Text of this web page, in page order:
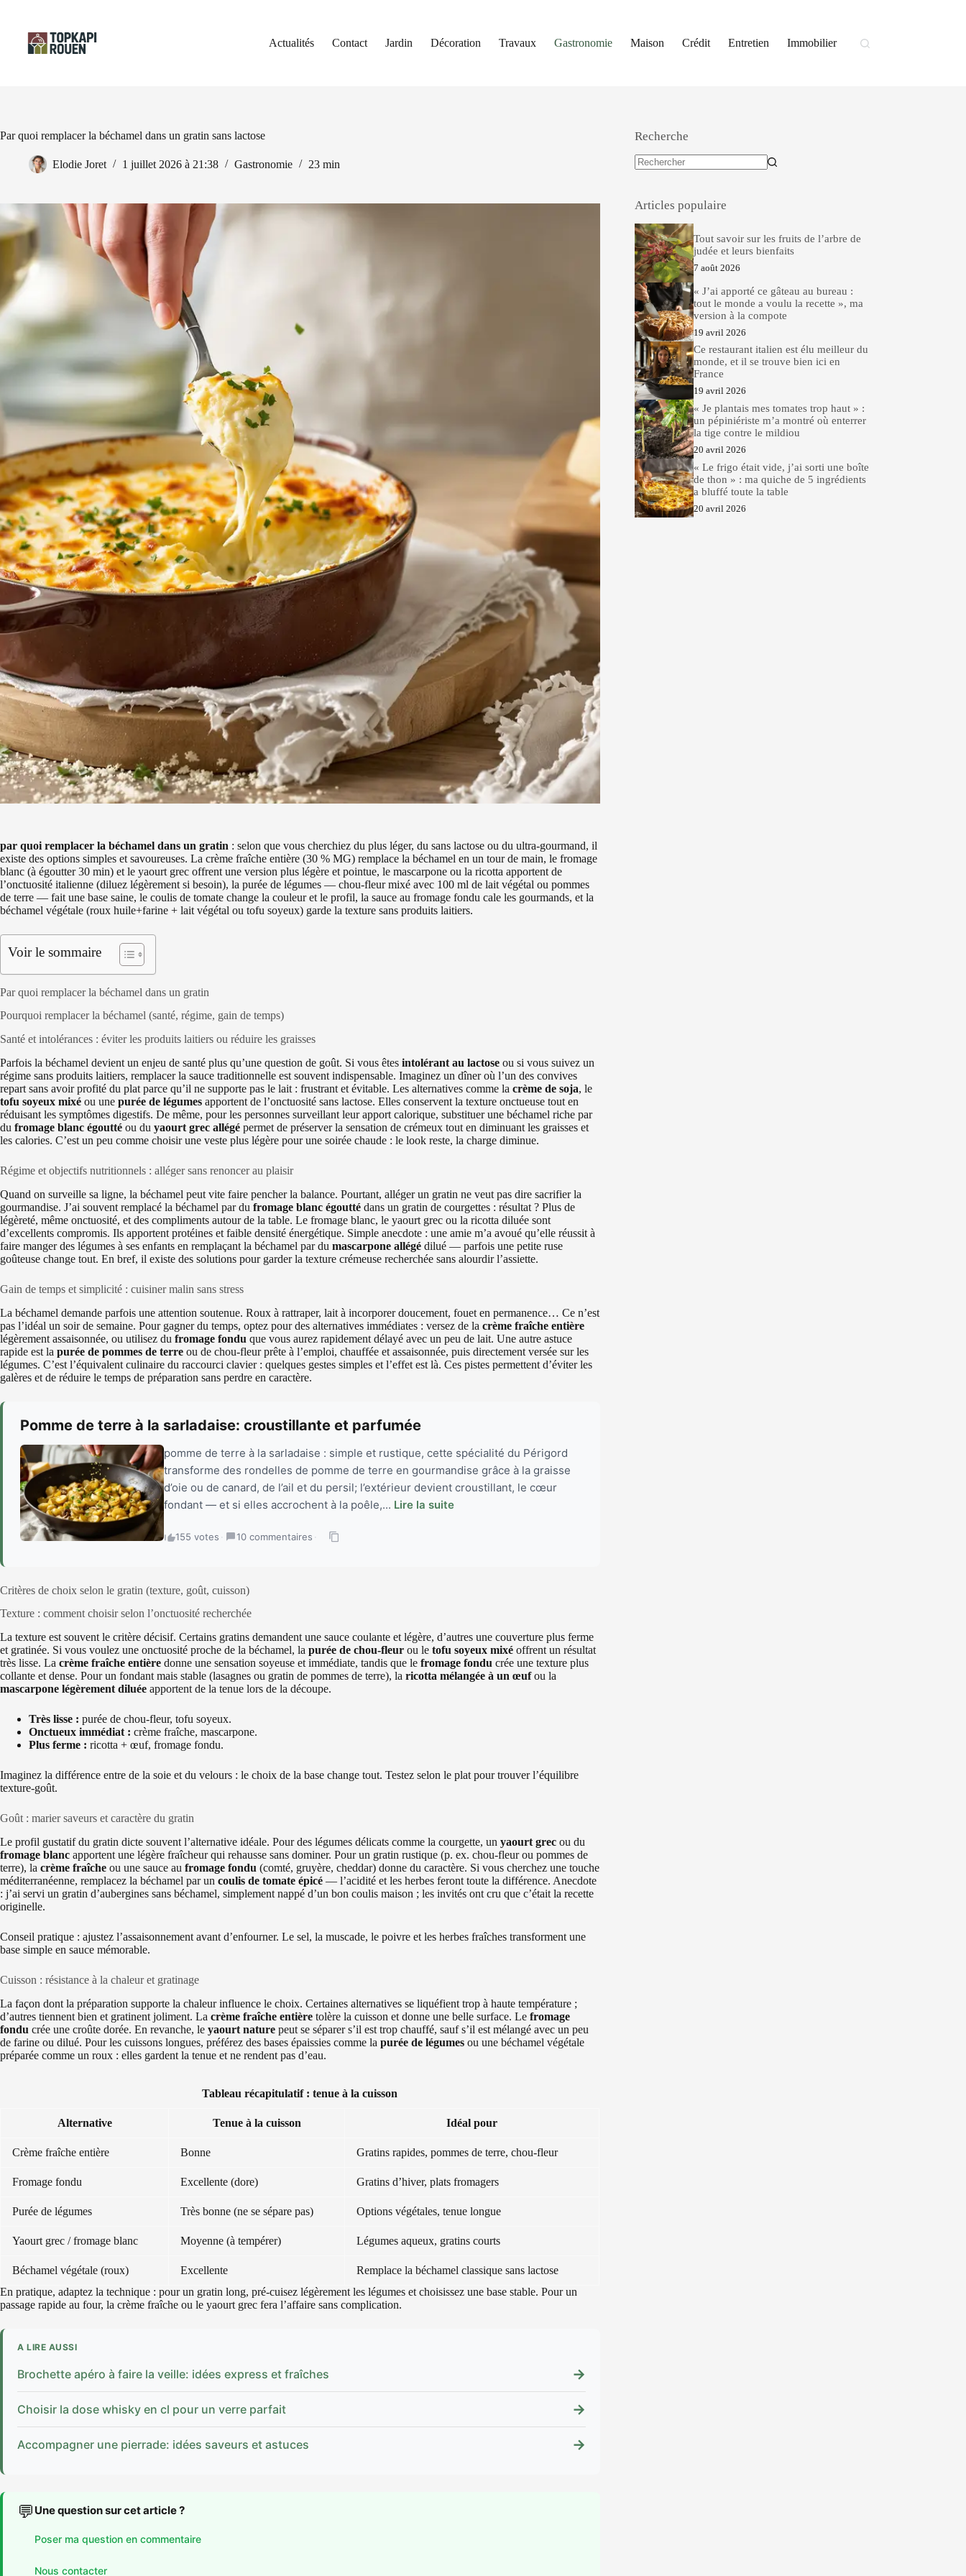
contenu
Actualités
Contact Jardin Décoration Travaux Gastronomie Maison Crédit Entretien Immobilier
Par quoi remplacer la béchamel dans un gratin sans lactose
Elodie Joret 1 juillet 2026 à 21:38 Gastronomie 23 min
par quoi remplacer la béchamel dans un gratin : selon que vous cherchiez du plus léger, du sans lactose ou du ultra-gourmand, il
existe des options simples et savoureuses. La crème fraîche entière (30 % MG) remplace la béchamel en un tour de main, le fromage
blanc (à égoutter 30 min) et le yaourt grec offrent une version plus légère et pointue, le mascarpone ou la ricotta apportent de
l’onctuosité italienne (diluez légèrement si besoin), la purée de légumes — chou-fleur mixé avec 100 ml de lait végétal ou pommes
de terre — fait une base saine, le coulis de tomate change la couleur et le profil, la sauce au fromage fondu cale les gourmands, et la
béchamel végétale (roux huile+farine + lait végétal ou tofu soyeux) garde la texture sans produits laitiers.
Voir le sommaire
Par quoi remplacer la béchamel dans un gratin
Pourquoi remplacer la béchamel (santé, régime, gain de temps)
Santé et intolérances : éviter les produits laitiers ou réduire les graisses
Parfois la béchamel devient un enjeu de santé plus qu’une question de goût. Si vous êtes intolérant au lactose ou si vous suivez un
régime sans produits laitiers, remplacer la sauce traditionnelle est souvent indispensable. Imaginez un dîner où l’un des convives
repart sans avoir profité du plat parce qu’il ne supporte pas le lait : frustrant et évitable. Les alternatives comme la crème de soja, le
tofu soyeux mixé ou une purée de légumes apportent de l’onctuosité sans lactose. Elles conservent la texture onctueuse tout en
réduisant les symptômes digestifs. De même, pour les personnes surveillant leur apport calorique, substituer une béchamel riche par
du fromage blanc égoutté ou du yaourt grec allégé permet de préserver la sensation de crémeux tout en diminuant les graisses et
les calories. C’est un peu comme choisir une veste plus légère pour une soirée chaude : le look reste, la charge diminue.
Régime et objectifs nutritionnels : alléger sans renoncer au plaisir
Quand on surveille sa ligne, la béchamel peut vite faire pencher la balance. Pourtant, alléger un gratin ne veut pas dire sacrifier la
gourmandise. J’ai souvent remplacé la béchamel par du fromage blanc égoutté dans un gratin de courgettes : résultat ? Plus de
légèreté, même onctuosité, et des compliments autour de la table. Le fromage blanc, le yaourt grec ou la ricotta diluée sont
d’excellents compromis. Ils apportent protéines et faible densité énergétique. Simple anecdote : une amie m’a avoué qu’elle réussit à
faire manger des légumes à ses enfants en remplaçant la béchamel par du mascarpone allégé dilué — parfois une petite ruse
goûteuse change tout. En bref, il existe des solutions pour garder la texture crémeuse recherchée sans alourdir l’assiette.
Gain de temps et simplicité : cuisiner malin sans stress
La béchamel demande parfois une attention soutenue. Roux à rattraper, lait à incorporer doucement, fouet en permanence… Ce n’est
pas l’idéal un soir de semaine. Pour gagner du temps, optez pour des alternatives immédiates : versez de la crème fraîche entière
légèrement assaisonnée, ou utilisez du fromage fondu que vous aurez rapidement délayé avec un peu de lait. Une autre astuce
rapide est la purée de pommes de terre ou de chou-fleur prête à l’emploi, chauffée et assaisonnée, puis directement versée sur les
légumes. C’est l’équivalent culinaire du raccourci clavier : quelques gestes simples et l’effet est là. Ces pistes permettent d’éviter les
galères et de réduire le temps de préparation sans perdre en caractère.
Pomme de terre à la sarladaise: croustillante et parfumée
pomme de terre à la sarladaise : simple et rustique, cette spécialité du Périgord
transforme des rondelles de pomme de terre en gourmandise grâce à la graisse
d’oie ou de canard, de l’ail et du persil; l’extérieur devient croustillant, le cœur
fondant — et si elles accrochent à la poêle,... Lire la suite
155 votes · 10 commentaires ·
Critères de choix selon le gratin (texture, goût, cuisson)
Texture : comment choisir selon l’onctuosité recherchée
La texture est souvent le critère décisif. Certains gratins demandent une sauce coulante et légère, d’autres une couverture plus ferme
et gratinée. Si vous voulez une onctuosité proche de la béchamel, la purée de chou-fleur ou le tofu soyeux mixé offrent un résultat
très lisse. La crème fraîche entière donne une sensation soyeuse et immédiate, tandis que le fromage fondu crée une texture plus
collante et dense. Pour un fondant mais stable (lasagnes ou gratin de pommes de terre), la ricotta mélangée à un œufou la
mascarpone légèrement diluée apportent de la tenue lors de la découpe.
Très lisse : purée de chou-fleur, tofu soyeux.
Onctueux immédiat : crème fraîche, mascarpone.
Plus ferme : ricotta + œuf, fromage fondu.
Imaginez la différence entre de la soie et du velours : le choix de la base change tout. Testez selon le plat pour trouver l’équilibre
texture-goût.
Goût : marier saveurs et caractère du gratin
Le profil gustatif du gratin dicte souvent l’alternative idéale. Pour des légumes délicats comme la courgette, un yaourt grec ou du
fromage blanc apportent une légère fraîcheur qui rehausse sans dominer. Pour un gratin rustique (p. ex. chou-fleur ou pommes de
terre), la crème fraîche ou une sauce au fromage fondu (comté, gruyère, cheddar) donne du caractère. Si vous cherchez une touche
méditerranéenne, remplacez la béchamel par un coulis de tomate épicé — l’acidité et les herbes feront toute la différence. Anecdote
: j’ai servi un gratin d’aubergines sans béchamel, simplement nappé d’un bon coulis maison ; les invités ont cru que c’était la recette
originelle.
Conseil pratique : ajustez l’assaisonnement avant d’enfourner. Le sel, la muscade, le poivre et les herbes fraîches transforment une
base simple en sauce mémorable.
Cuisson : résistance à la chaleur et gratinage
La façon dont la préparation supporte la chaleur influence le choix. Certaines alternatives se liquéfient trop à haute température ;
d’autres tiennent bien et gratinent joliment. La crème fraîche entière tolère la cuisson et donne une belle surface. Le fromage
fondu crée une croûte dorée. En revanche, le yaourt nature peut se séparer s’il est trop chauffé, sauf s’il est mélangé avec un peu
de farine ou dilué. Pour les cuissons longues, préférez des bases épaissies comme la purée de légumes ou une béchamel végétale
préparée comme un roux : elles gardent la tenue et ne rendent pas d’eau.
Tableau récapitulatif : tenue à la cuisson
Alternative Tenue à la cuisson Idéal pour
Crème fraîche entière Bonne Gratins rapides, pommes de terre, chou-fleur
Fromage fondu Excellente (dore) Gratins d’hiver, plats fromagers
Purée de légumes Très bonne (ne se sépare pas) Options végétales, tenue longue
Yaourt grec / fromage blanc Moyenne (à tempérer) Légumes aqueux, gratins courts
Béchamel végétale (roux) Excellente
Remplace la béchamel classique sans lactose
En pratique, adaptez la technique : pour un gratin long, pré-cuisez légèrement les légumes et choisissez une base stable. Pour un
passage rapide au four, la crème fraîche ou le yaourt grec fera l’affaire sans complication.
A LIRE AUSSI
Brochette apéro à faire la veille: idées express et fraîches →
Choisir la dose whisky en cl pour un verre parfait →
Accompagner une pierrade: idées saveurs et astuces →
💬 Une question sur cet article ?
Poser ma question en commentaire
Nous contacter
Recherche
Articles populaire
Tout savoir sur les fruits de l’arbre de
judée et leurs bienfaits
7 août 2026
« J’ai apporté ce gâteau au bureau :
tout le monde a voulu la recette », ma
version à la compote
19 avril 2026
Ce restaurant italien est élu meilleur du
monde, et il se trouve bien ici en
France
19 avril 2026
« Je plantais mes tomates trop haut » :
un pépiniériste m’a montré où enterrer
la tige contre le mildiou
20 avril 2026
« Le frigo était vide, j’ai sorti une boîte
de thon » : ma quiche de 5 ingrédients
a bluffé toute la table
20 avril 2026